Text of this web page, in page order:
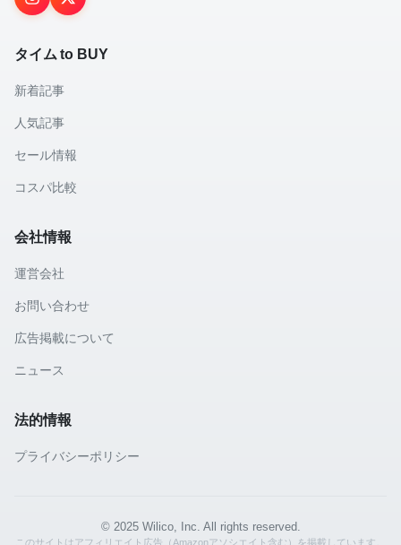
タイム to BUY
新着記事
人気記事
セール情報
コスパ比較
会社情報
運営会社
お問い合わせ
広告掲載について
ニュース
法的情報
プライバシーポリシー
© 2025 Wilico, Inc. All rights reserved.
このサイトはアフィリエイト広告（Amazonアソシエイト含む）を掲載しています。